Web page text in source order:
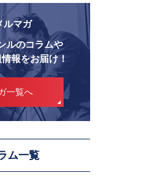
ルマガ
ルのコラムや
報をお届け！
一覧へ
ム一覧